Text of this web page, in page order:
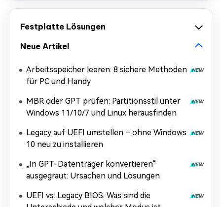
Festplatte Lösungen
Neue Artikel
Arbeitsspeicher leeren: 8 sichere Methoden
für PC und Handy
MBR oder GPT prüfen: Partitionsstil unter
Windows 11/10/7 und Linux herausfinden
Legacy auf UEFI umstellen – ohne Windows
10 neu zu installieren
„In GPT-Datenträger konvertieren“
ausgegraut: Ursachen und Lösungen
UEFI vs. Legacy BIOS: Was sind die